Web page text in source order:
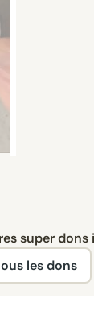
super dons
les dons